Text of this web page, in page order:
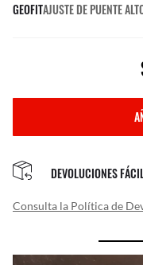
GEOFITAJUSTE DE PUENTE
DEVOLUCIONES
Consulta la Política de